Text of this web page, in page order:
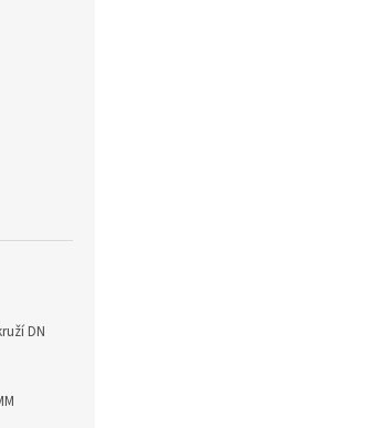
DN